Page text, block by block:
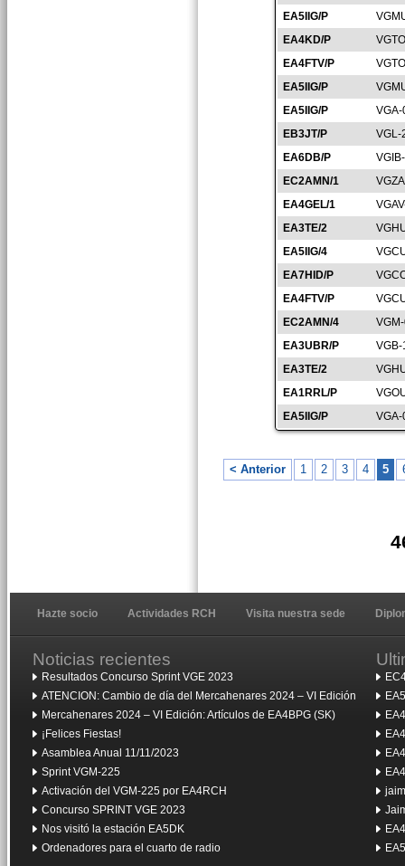
EA5IIG/P
EA4KD/P
EA4FTV/P
EA5IIG/P
EA5IIG/P
EB3JT/P
VGL-
EA6DB/P
EC2AMN/1
EA4GEL/1
EA3TE/2
EA5IIG/4
EA7HID/P
EA4FTV/P
EC2AMN/4
EA3UBR/P
EA3TE/2
EA1RRL/P
EA5IIG/P
< Anterior 1 2 3 4 5
Hazte socio Actividades RCH Visita nuestra sede
Noticias recientes
Resultados Concurso Sprint VGE 2023
ATENCION: Cambio de día del Mercahenares 2024 – VI Edición
Mercahenares 2024 – VI Edición: Artículos de EA4BPG (SK)
¡Felices Fiestas!
Asamblea Anual 11/11/2023
Sprint VGM-225
Activación del VGM-225 por EA4RCH
Concurso SPRINT VGE 2023
Nos visitó la estación EA5DK
Ordenadores para el cuarto de radio